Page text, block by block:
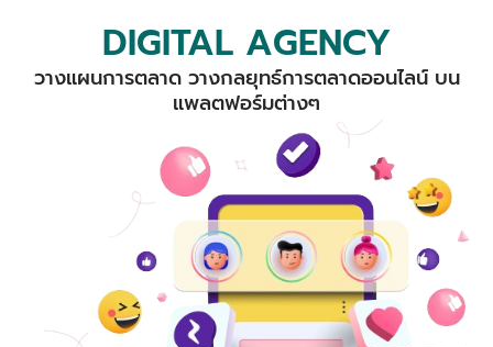
DIGITAL AGENCY
วางแผนการตลาด วางกลยุทธ์การตลาดออนไลน์ บน
แพลตฟอร์มต่างๆ